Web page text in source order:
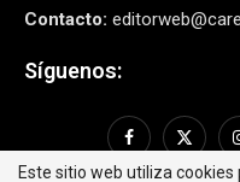
Contacto:
Síguenos:
Este sitio web utiliza